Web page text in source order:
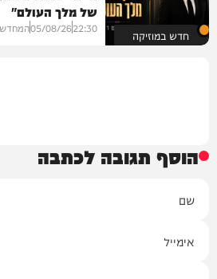
חדש במוזיקה
של מלך העולם"
22:30
05/08/26המחדש
הוסף תגובה לכתבה